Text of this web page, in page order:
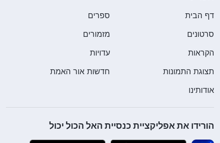
דף הבית
ספרים
סרטונים
מזמורים
הקראות
עדויות
תצוגת התמונות
חדשות אור האמת
אודותינו
הורידו את אפליקציית כנסיית האל הכול יכול